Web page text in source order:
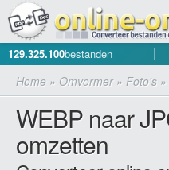
129.325.100bestanden
Home » Omvormer» Foto's »
WEBP naar
omzetten